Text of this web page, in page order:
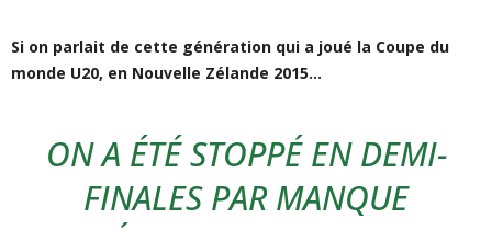
Si on parlait de cette génération qui a joué la Coupe du
monde U20, en Nouvelle Zélande 2015…
ON A ÉTÉ STOPPÉ EN DEMI-
FINALES PAR MANQUE